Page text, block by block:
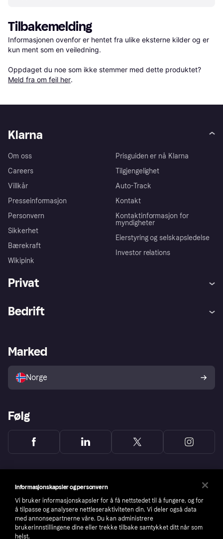
Tilbakemelding
Informasjonen ovenfor er hentet fra ulike eksterne kilder og er
kun ment som en veiledning.
Oppdaget du noe som ikke stemmer med dette produktet?
Meld fra om feil her.
Klarna
Om oss
Careers
Villkår
Presseinformasjon
Personvern
Sikkerhet
Bærekraft
Wikipink
Prisguiden er nå Klarna
Tilgjengelighet
Auto-Track
Kontakt
Kontaktinformasjon for
myndigheter
Eierstyring og selskapsledelse
Investor relations
Privat
Utforsk butikker
Bedrift
Merchant portal
Marked
Norge
Følg
Informasjonskapsler og personvern
Vi bruker informasjonskapsler for å få nettstedet til å fungere, og for
å tilpasse og analysere nettleseraktiviteten din. Vi deler også data
med annonsepartnerne våre. Du kan administrere
brukerinnstillingene dine eller trekke tilbake samtykket ditt når som
helst.